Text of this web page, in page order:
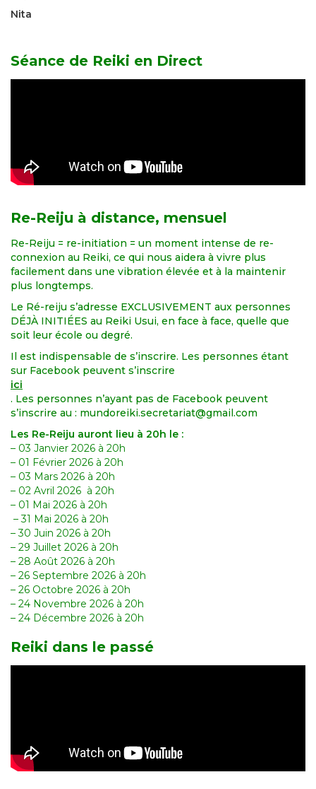
Nita
Séance de Reiki en Direct
Re-Reiju à distance, mensuel
Re-Reiju = re-initiation = un moment intense de re-
connexion au Reiki, ce qui nous aidera à vivre plus
facilement dans une vibration élevée et à la maintenir
plus longtemps.
Le Ré-reiju s’adresse EXCLUSIVEMENT aux personnes
DÉJÀ INITIÉES au Reiki Usui, en face à face, quelle que
soit leur école ou degré.
Il est indispensable de s’inscrire. Les personnes étant
sur Facebook peuvent s’inscrire
ici
. Les personnes n’ayant pas de Facebook peuvent
s’inscrire au : mundoreiki.secretariat@gmail.com
Les Re-Reiju auront lieu à 20h le :
– 03 Janvier 2026 à 20h
– 01 Février 2026 à 20h
– 03 Mars 2026 à 20h
– 02 Avril 2026 à 20h
– 01 Mai 2026 à 20h
– 31 Mai 2026 à 20h
– 30 Juin 2026 à 20h
– 29 Juillet 2026 à 20h
– 28 Août 2026 à 20h
– 26 Septembre 2026 à 20h
– 26 Octobre 2026 à 20h
– 24 Novembre 2026 à 20h
– 24 Décembre 2026 à 20h
Reiki dans le passé